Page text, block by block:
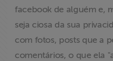
facebook de alguém e,
seja ciosa da sua
com fotos, posts que a
comentários, o que ela